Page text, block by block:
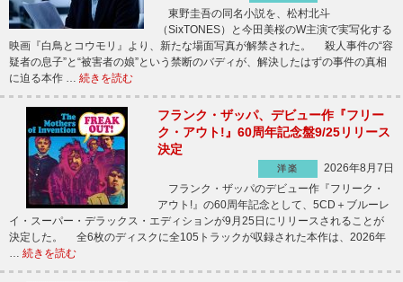
東野圭吾の同名小説を、松村北斗
（SixTONES）と今田美桜のW主演で実写化する
映画『白鳥とコウモリ』より、新たな場面写真が解禁された。 殺人事件の“容
疑者の息子”と“被害者の娘”という禁断のバディが、解決したはずの事件の真相
に迫る本作 … 続きを読む
フランク・ザッパ、デビュー作『フリー
ク・アウト!』60周年記念盤9/25リリース
決定
洋楽
2026年8月7日
フランク・ザッパのデビュー作『フリーク・
アウト!』の60周年記念として、5CD＋ブルーレ
イ・スーパー・デラックス・エディションが9月25日にリリースされることが
決定した。 全6枚のディスクに全105トラックが収録された本作は、2026年
… 続きを読む